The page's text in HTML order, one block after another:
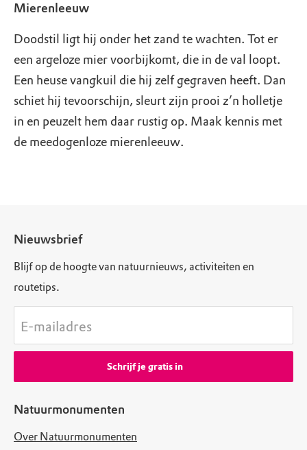
Mierenleeuw
Doodstil ligt hij onder het zand te wachten. Tot er
een argeloze mier voorbijkomt, die in de val loopt.
Een heuse vangkuil die hij zelf gegraven heeft. Dan
schiet hij tevoorschijn, sleurt zijn prooi z’n holletje
in en peuzelt hem daar rustig op. Maak kennis met
de meedogenloze mierenleeuw.
Natuurmonumenten
Over Natuurmonumenten
Nieuwsbrief
Blijf op de hoogte van natuurnieuws, activiteiten en
routetips.
E-mailadres
Schrijf je gratis in